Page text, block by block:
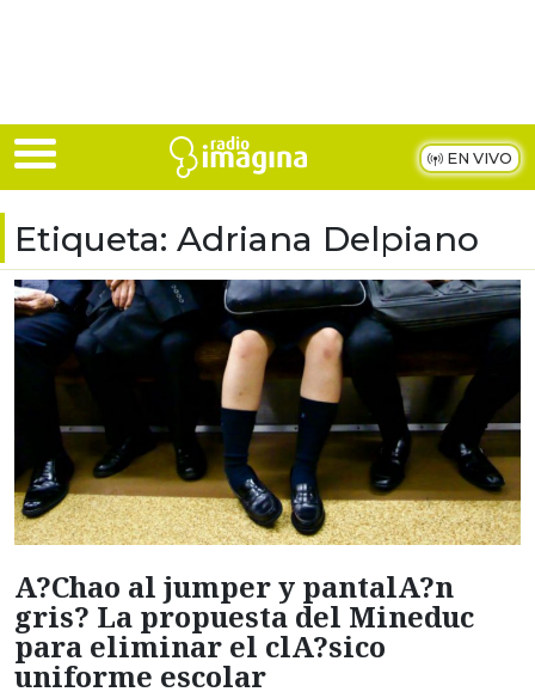
EN VIVO
Etiqueta: Adriana Delpiano
A?Chao al jumper y pantalA?n
gris? La propuesta del Mineduc
para eliminar el clA?sico
uniforme escolar